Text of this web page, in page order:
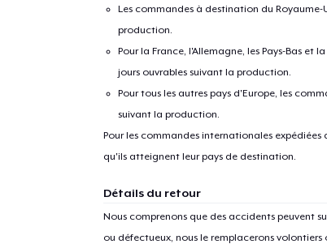
Les commandes à destination du Royaume-
production.
Pour la France, l'Allemagne, les Pays-Bas et
jours ouvrables suivant la production.
Pour tous les autres pays d'Europe, les
suivant la production.
Pour les commandes internationales expédiées
qu'ils atteignent leur pays de destination.
Détails du retour
Nous comprenons que des accidents peuvent
ou défectueux, nous le remplacerons volontiers
1